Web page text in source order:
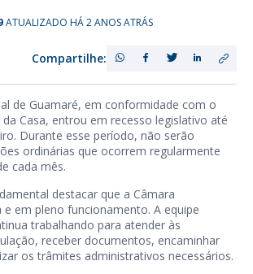
ATUALIZADO HÁ 2 ANOS ATRÁS
Compartilhe:
de Guamaré, em conformidade com o
Casa, entrou em recesso legislativo até
Durante esse período, não serão
ordinárias que ocorrem regularmente
cada mês.
destacar que a Câmara
em pleno funcionamento. A equipe
trabalhando para atender às
receber documentos, encaminhar
os trâmites administrativos necessários.